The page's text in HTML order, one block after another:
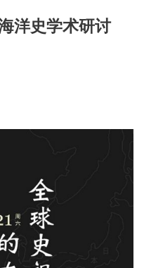
洋史学术研讨